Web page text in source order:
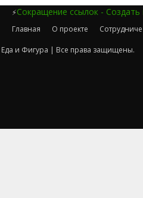
⚡Сокращение ссылок - Создать
Главная О проекте
и Фигура | Все права защищены.